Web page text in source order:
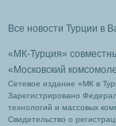
Все новости Турции в
«МК-Турция»
«Московский
Сетевое издание «МК в
Зарегистрировано
технологий и массовых
Свидетельство о